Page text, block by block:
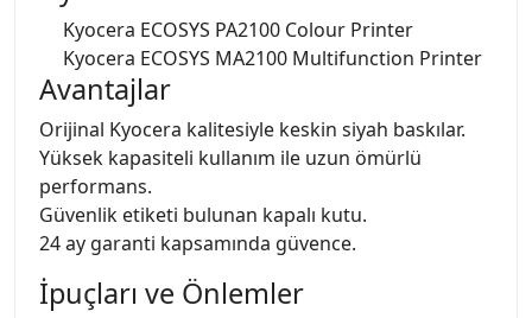
Kyocera ECOSYS PA2100 Colour Printer
Kyocera ECOSYS MA2100 Multifunction Printer
Avantajlar
Orijinal Kyocera kalitesiyle keskin siyah baskılar.
Yüksek kapasiteli kullanım ile uzun ömürlü
performans.
Güvenlik etiketi bulunan kapalı kutu.
24 ay garanti kapsamında güvence.
İpuçları ve Önlemler